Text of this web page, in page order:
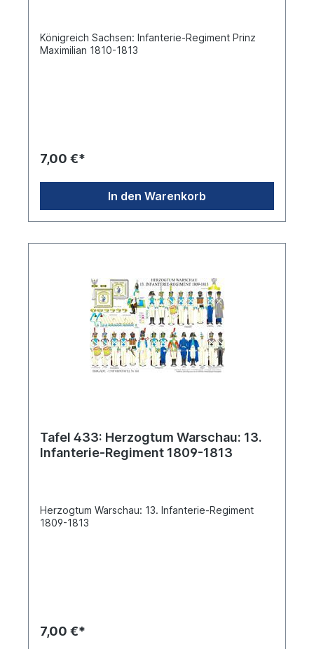
Königreich Sachsen: Infanterie-Regiment Prinz
Maximilian 1810-1813
7,00 €*
In den Warenkorb
Tafel 433: Herzogtum Warschau: 13.
Infanterie-Regiment 1809-1813
Herzogtum Warschau: 13. Infanterie-Regiment
1809-1813
7,00 €*